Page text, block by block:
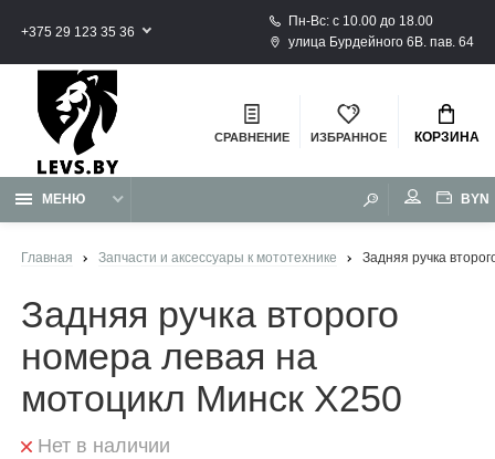
+375 29 123 35 36
Пн-Вс: с 10.00 до 18.00
улица Бурдейного 6В. пав. 64
СРАВНЕНИЕ ИЗБРАННОЕ КОРЗИНА
МЕНЮ BYN
Главная Запчасти и аксессуары к мототехнике Задняя ручка
Задняя ручка второго
номера левая на
мотоцикл Минск X250
Нет в наличии